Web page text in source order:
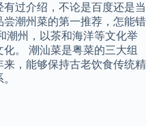
过介绍，不论是百度还是当
潮州菜的第一推荐，怎能错
潮州，以茶和海洋等文化举
。 潮汕菜是粤菜的三大组
，能够保持古老饮食传统精